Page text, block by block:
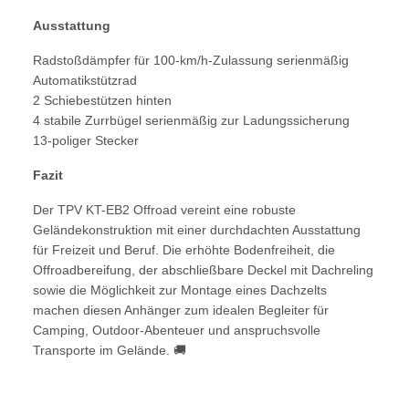
Ausstattung
Radstoßdämpfer für 100-km/h-Zulassung serienmäßig
Automatikstützrad
2 Schiebestützen hinten
4 stabile Zurrbügel serienmäßig zur Ladungssicherung
13-poliger Stecker
Fazit
Der TPV KT-EB2 Offroad vereint eine robuste
Geländekonstruktion mit einer durchdachten Ausstattung
für Freizeit und Beruf. Die erhöhte Bodenfreiheit, die
Offroadbereifung, der abschließbare Deckel mit Dachreling
sowie die Möglichkeit zur Montage eines Dachzelts
machen diesen Anhänger zum idealen Begleiter für
Camping, Outdoor-Abenteuer und anspruchsvolle
Transporte im Gelände. 🚚